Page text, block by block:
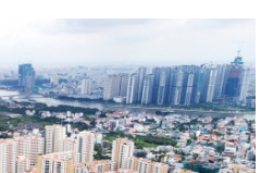
dựng
phường Giảng Võ, Hà Nội.